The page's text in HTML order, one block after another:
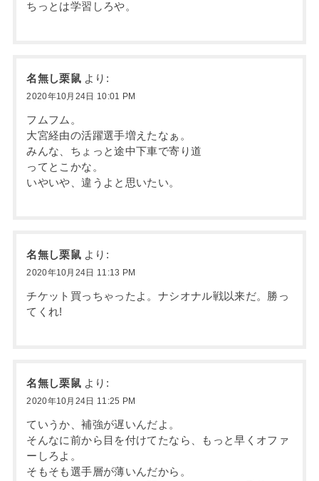
ちっとは学習しろや。
名無し栗鼠 より:
2020年10月24日 10:01 PM
フムフム。
大宮経由の活躍選手増えたなぁ。
みんな、ちょっと途中下車で寄り道
ってとこかな。
いやいや、違うよと思いたい。
名無し栗鼠 より:
2020年10月24日 11:13 PM
チケット買っちゃったよ。ナシオナル戦以来だ。勝っ
てくれ!
名無し栗鼠 より:
2020年10月24日 11:25 PM
ていうか、補強が遅いんだよ。
そんなに前から目を付けてたなら、もっと早くオファ
ーしろよ。
そもそも選手層が薄いんだから。